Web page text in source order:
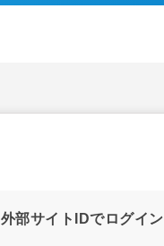
外部サイトIDでログイン